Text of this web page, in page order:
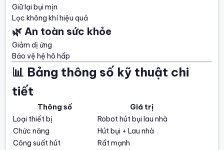
Giữ lại bụi mịn
Lọc không khí hiệu quả
🌿 An toàn sức khỏe
Giảm dị ứng
Bảo vệ hệ hô hấp
📊 Bảng thông số kỹ thuật chi
tiết
Thông số
Giá trị
Loại thiết bị
Robot hút bụi lau nhà
Chức năng
Hút bụi + Lau nhà
Công suất hút
Rất mạnh